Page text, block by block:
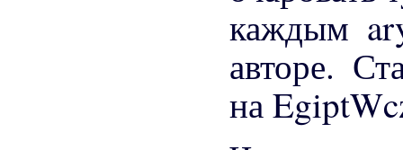
каждым
авторе.
на